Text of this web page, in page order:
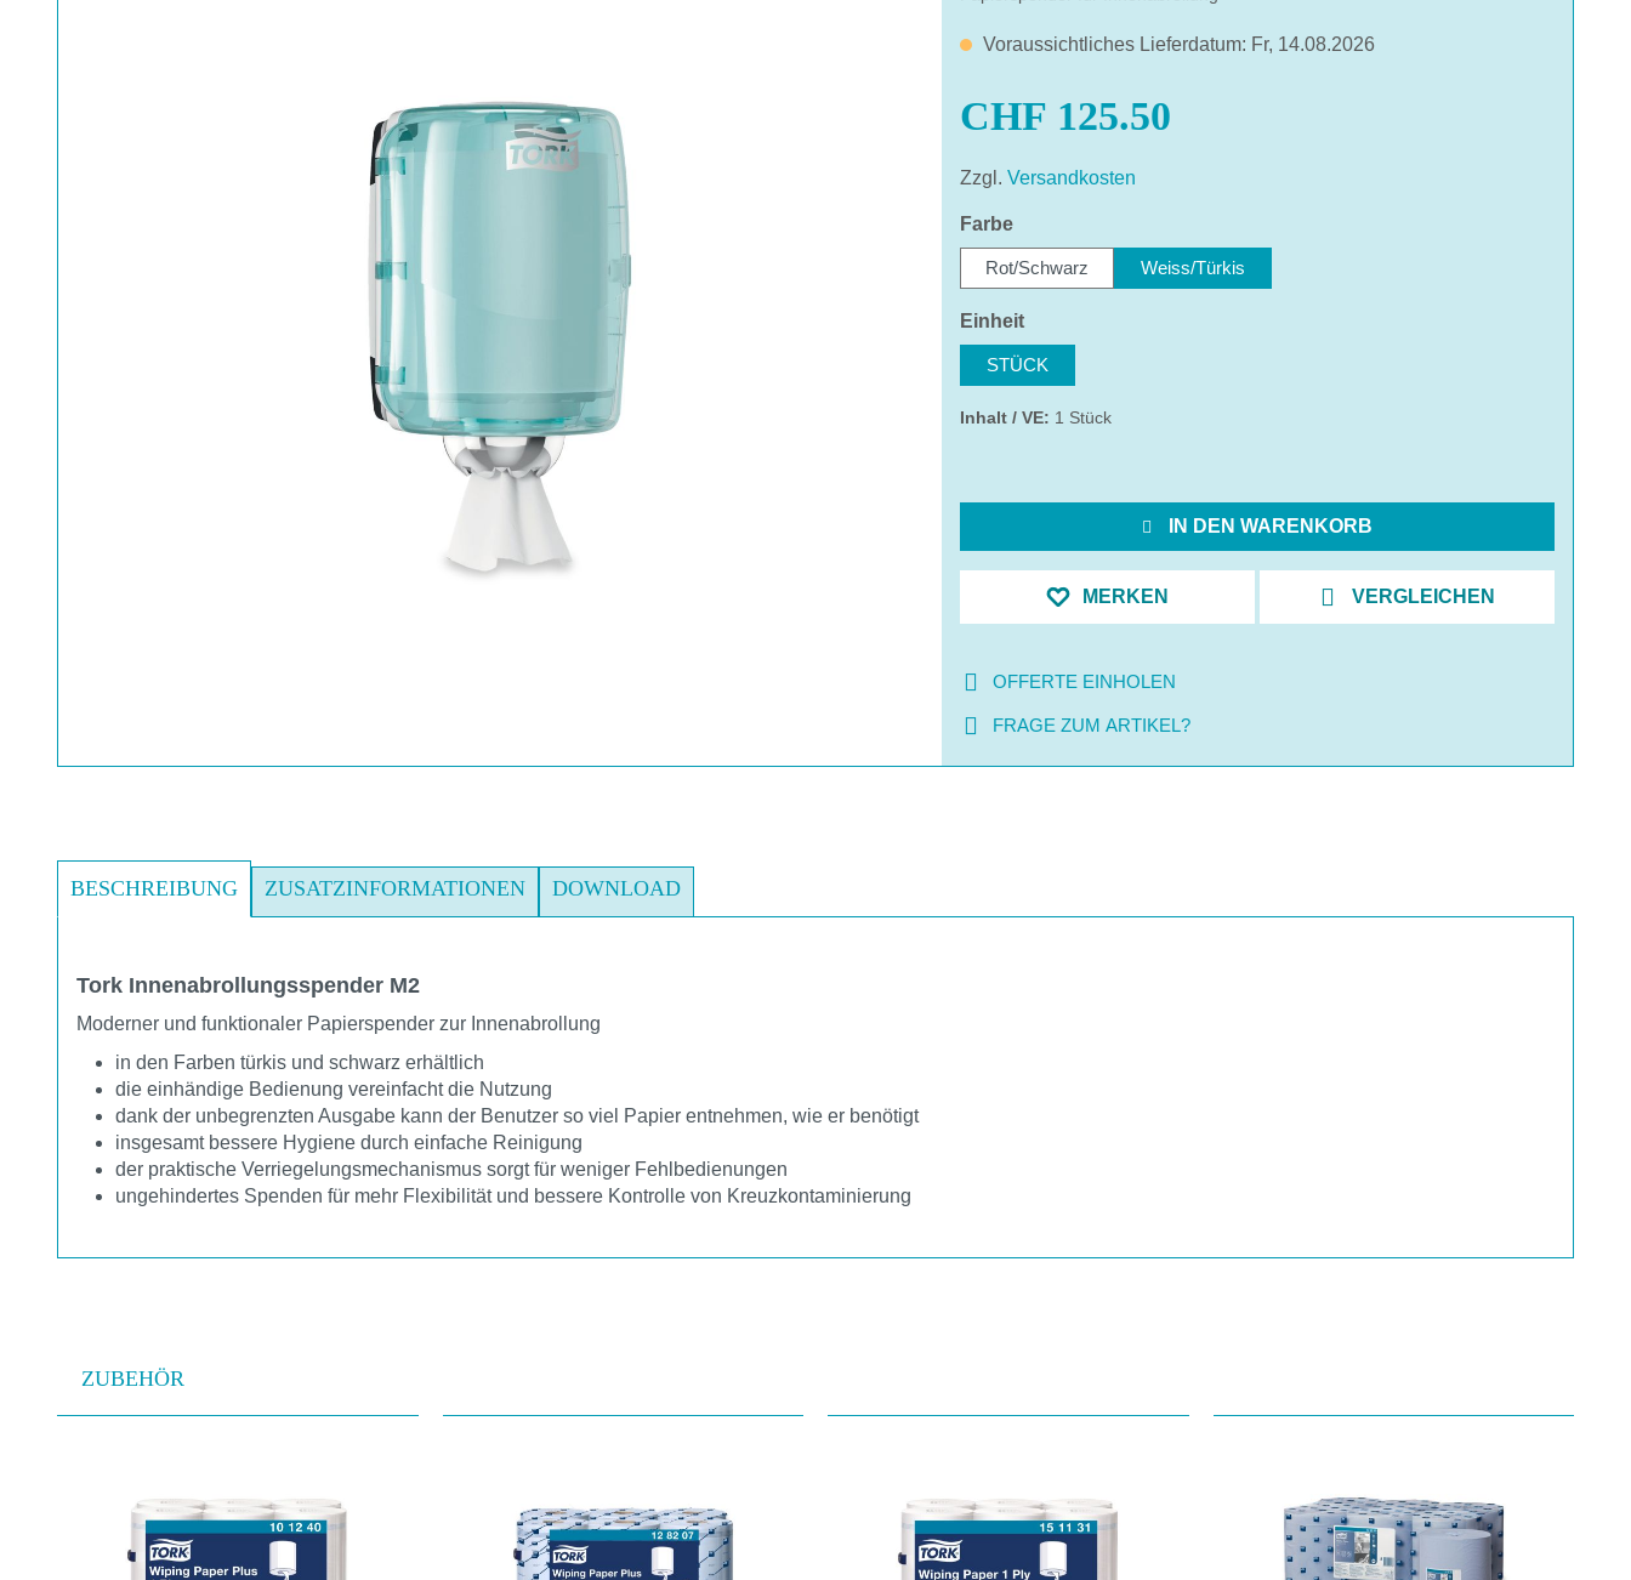
Voraussichtliches Lieferdatum: Fr, 14.08.2026
CHF 125.50
Zzgl. Versandkosten
Farbeauswählen
Rot/Schwarz Weiss/Türkis
Einheitauswählen
STÜCK
Inhalt / VE: 1 Stück
IN DEN WARENKORB
MERKEN VERGLEICHEN
OFFERTE EINHOLEN
FRAGE ZUM ARTIKEL?
BESCHREIBUNG ZUSATZINFORMATIONEN DOWNLOAD
Tork Innenabrollungsspender M2
Moderner und funktionaler Papierspender zur Innenabrollung
in den Farben türkis und schwarz erhältlich
die einhändige Bedienung vereinfacht die Nutzung
dank der unbegrenzten Ausgabe kann der Benutzer so viel Papier entnehmen, wie er benötigt
insgesamt bessere Hygiene durch einfache Reinigung
der praktische Verriegelungsmechanismus sorgt für weniger Fehlbedienungen
ungehindertes Spenden für mehr Flexibilität und bessere Kontrolle von Kreuzkontaminierung
ZUBEHÖR
Produktgalerie überspringen